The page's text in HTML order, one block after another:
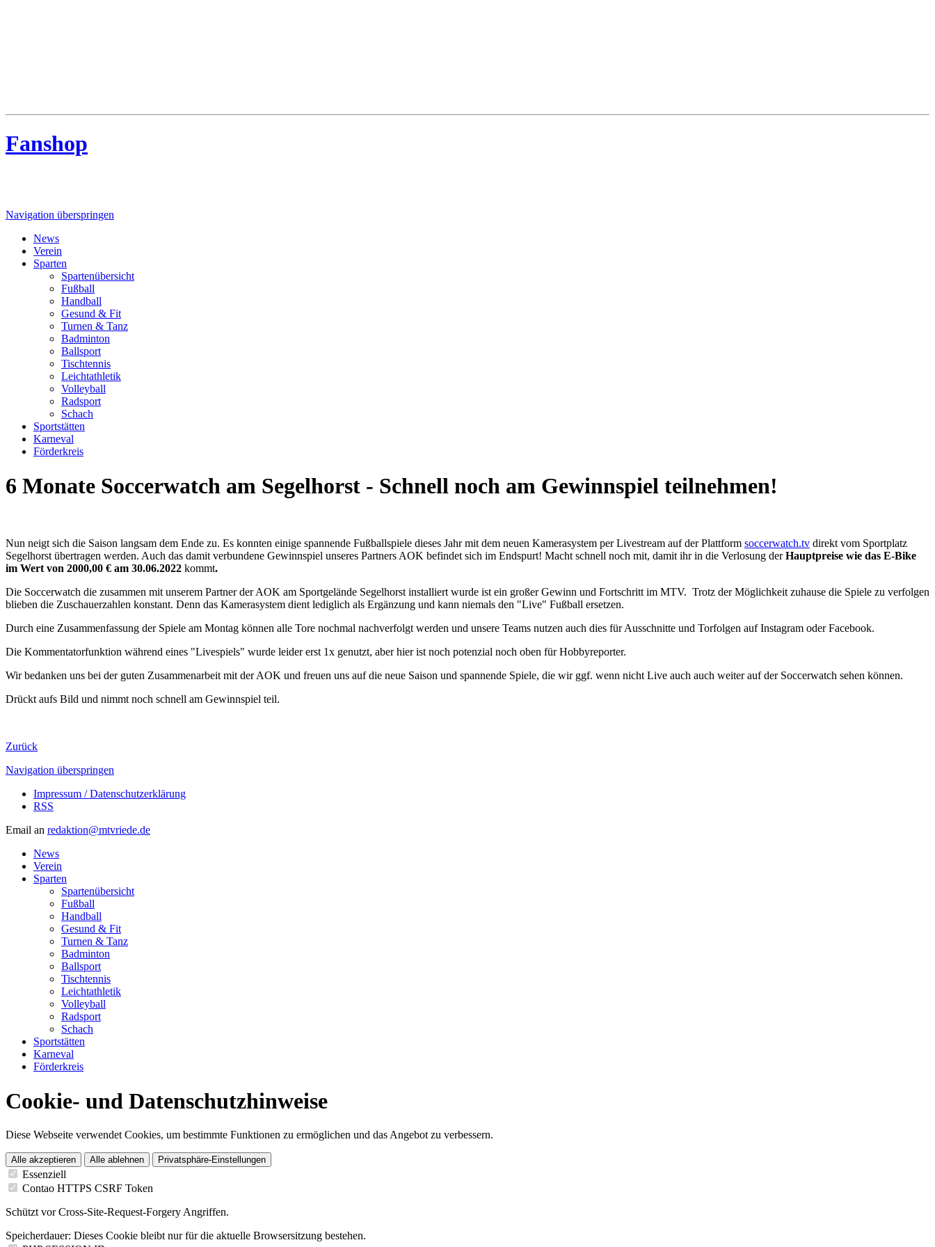
Fanshop
Navigation überspringen
News
Verein
Sparten
Spartenübersicht
Fußball
Handball
Gesund & Fit
Turnen & Tanz
Badminton
Ballsport
Tischtennis
Leichtathletik
Volleyball
Radsport
Schach
Sportstätten
Karneval
Förderkreis
6 Monate Soccerwatch am Segelhorst - Schnell noch am Gewinnspiel teilnehmen!
Nun neigt sich die Saison langsam dem Ende zu. Es konnten einige spannende Fußballspiele dieses Jahr mit dem neuen Kamerasystem per Livestream auf der Plattform soccerwatch.tv direkt vom Sportplatz
Segelhorst übertragen werden. Auch das damit verbundene Gewinnspiel unseres Partners AOK befindet sich im Endspurt! Macht schnell noch mit, damit ihr in die Verlosung derHauptpreise wie das E-Bike
im Wert von 2000,00 € am 30.06.2022 kommt.
Die Soccerwatch die zusammen mit unserem Partner der AOK am Sportgelände Segelhorst installiert wurde ist ein großer Gewinn und Fortschritt im MTV. Trotz der Möglichkeit zuhause die Spiele zu verfolgen
blieben die Zuschauerzahlen konstant. Denn das Kamerasystem dient lediglich als Ergänzung und kann niemals den "Live" Fußball ersetzen.
Durch eine Zusammenfassung der Spiele am Montag können alle Tore nochmal nachverfolgt werden und unsere Teams nutzen auch dies für Ausschnitte und Torfolgen auf Instagram oder Facebook.
Die Kommentatorfunktion während eines "Livespiels" wurde leider erst 1x genutzt, aber hier ist noch potenzial noch oben für Hobbyreporter.
Wir bedanken uns bei der guten Zusammenarbeit mit der AOK und freuen uns auf die neue Saison und spannende Spiele, die wir ggf. wenn nicht Live auch auch weiter auf der Soccerwatch sehen können.
Drückt aufs Bild und nimmt noch schnell am Gewinnspiel teil.
Zurück
Navigation überspringen
Impressum / Datenschutzerklärung
RSS
Email an redaktion@mtvriede.de
News
Verein
Sparten
Spartenübersicht
Fußball
Handball
Gesund & Fit
Turnen & Tanz
Badminton
Ballsport
Tischtennis
Leichtathletik
Volleyball
Radsport
Schach
Sportstätten
Karneval
Förderkreis
Cookie- und Datenschutzhinweise
Diese Webseite verwendet Cookies, um bestimmte Funktionen zu ermöglichen und das Angebot zu verbessern.
Alle akzeptieren Alle ablehnen Privatsphäre-Einstellungen
Essenziell
Contao HTTPS CSRF Token
Schützt vor Cross-Site-Request-Forgery Angriffen.
Speicherdauer: Dieses Cookie bleibt nur für die aktuelle Browsersitzung bestehen.